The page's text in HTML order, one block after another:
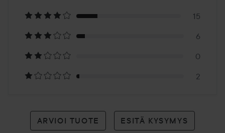
arvioon
15
6
0
2
ARVIOI TUOTE ESITÄ KYSYMYS